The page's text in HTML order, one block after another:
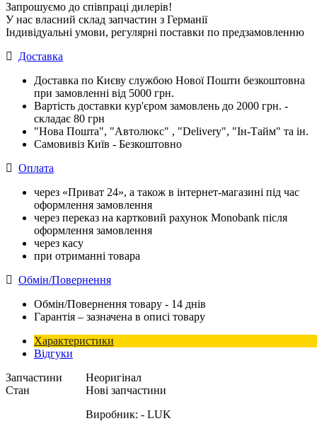
Запрошуємо до співпраці дилерів!
У нас власний склад запчастин з Германії
Індивідуальні умови, регулярні поставки по предзамовленню
Доставка
Доставка по Києву службою Нової Пошти безкоштовна
при замовленні від 5000 грн.
Вартість доставки кур'єром замовлень до 2000 грн. -
складає 80 грн
"Нова Пошта", "Автолюкс" , "Delivery", "Iн-Тайм" та ін.
Самовивіз Київ - Безкоштовно
Оплата
через «Приват 24», а також в інтернет-магазині під час
оформлення замовлення
через переказ на картковий рахунок Monobank після
оформлення замовлення
через касу
при отриманні товара
Обмін/Повернення
Обмін/Повернення товару - 14 днів
Гарантія – зазначена в описі товару
Характеристики
Відгуки
Запчастини
Неоригінал
Стан
Нові запчастини
Виробник: - LUK